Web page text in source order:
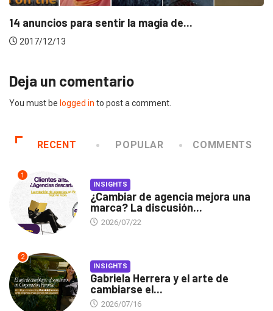
No necesitas ser Jedi para ser un...
2017/12/05
Deja un comentario
You must be logged in to post a comment.
RECENT POPULAR COMMENTS
1
INSIGHTS
¿Cambiar de agencia mejora una
marca? La discusión...
2026/07/22
2
INSIGHTS
Gabriela Herrera y el arte de
cambiarse el...
2026/07/16